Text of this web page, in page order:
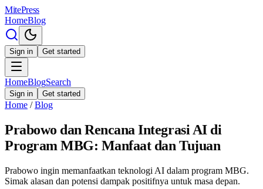
MitePress
HomeBlog
Sign in Get started
HomeBlogSearch
Sign in Get started
Home / Blog
Prabowo dan Rencana Integrasi AI di
Program MBG: Manfaat dan Tujuan
Prabowo ingin memanfaatkan teknologi AI dalam program MBG.
Simak alasan dan potensi dampak positifnya untuk masa depan.